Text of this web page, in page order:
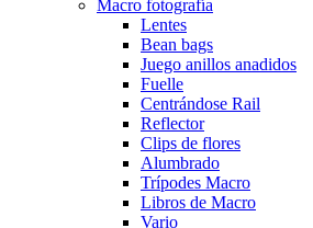
Macro fotografía
Lentes
Bean bags
Juego anillos anadidos
Fuelle
Centrándose Rail
Reflector
Clips de flores
Alumbrado
Trípodes Macro
Libros de Macro
Vario